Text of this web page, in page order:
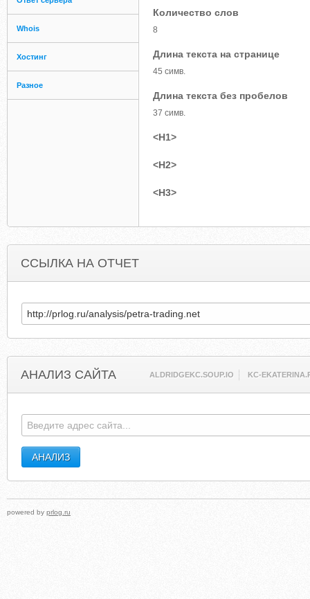
Whois
Хостинг
Разное
Количество слов
8
Длина текста на странице
45 симв.
Длина текста без пробелов
37 симв.
<H1>
<H2>
<H3>
ССЫЛКА НА ОТЧЕТ
АНАЛИЗ САЙТА ALDRIDGEKC.SOUP.IO KC-
powered by prlog.ru